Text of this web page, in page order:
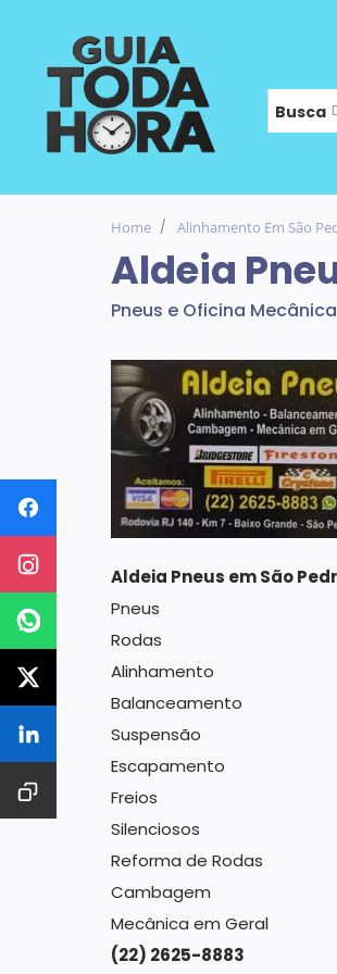
Busca
Home Alinhamento Em São
Aldeia
Pneus e Oficina
Aldeia Pneus em São
Pneus
Rodas
Alinhamento
Balanceamento
Suspensão
Escapamento
Freios
Silenciosos
Reforma de Rodas
Cambagem
Mecânica em Geral
(22) 2625-8883